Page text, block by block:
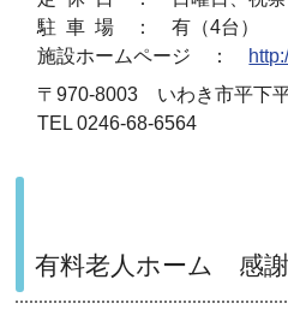
駐 車 場 ： 有（4台）
施設ホームページ ：
〒970-8003 いわき市平下
TEL 0246-68-6564
有料老人ホーム 感